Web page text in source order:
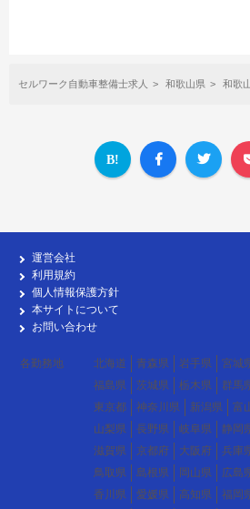
セルワーク自動車整備士求人 和歌山県 和歌
運営会社
利用規約
個人情報保護方針
本サイトについて
お問い合わせ
各勤務地 北海道 青森県 岩手県 宮城
福島県
茨城県 栃木県 群馬
東京都
神奈川県 新潟県 富
山梨県
長野県 岐阜県 静岡
滋賀県
京都府 大阪府 兵庫
鳥取県
島根県 岡山県 広島
香川県
愛媛県 高知県 福岡